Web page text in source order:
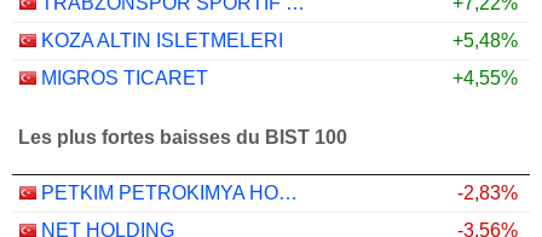
KOZA ALTIN ISLETMELERI
+5,48%
MIGROS TICARET
+4,55%
Les plus fortes baisses du BIST 100
PETKIM PETROKIMYA HOLDING ANONIM SIRKETI
-2,83%
NET HOLDING
-3,56%